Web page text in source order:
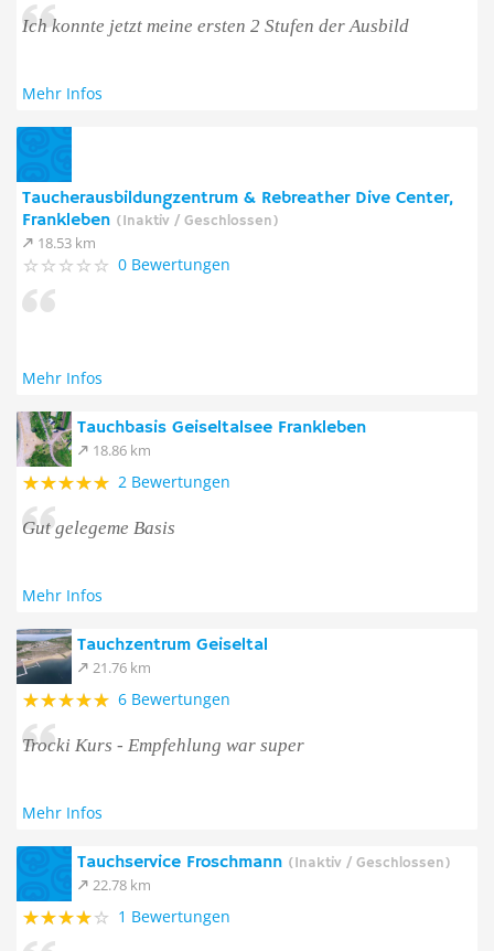
Ich konnte jetzt meine ersten 2 Stufen der Ausbild
Mehr Infos
Taucherausbildungzentrum & Rebreather Dive Center,
Frankleben (Inaktiv / Geschlossen)
18.53 km
0 Bewertungen
Mehr Infos
Tauchbasis Geiseltalsee Frankleben
18.86 km
2 Bewertungen
Gut gelegeme Basis
Mehr Infos
Tauchzentrum Geiseltal
21.76 km
6 Bewertungen
Trocki Kurs - Empfehlung war super
Mehr Infos
Tauchservice Froschmann (Inaktiv / Geschlossen)
22.78 km
1 Bewertungen